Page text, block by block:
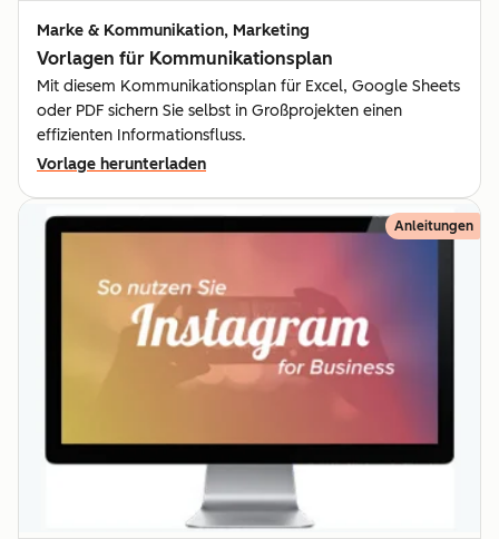
Marke & Kommunikation, Marketing
Vorlagen für Kommunika­tionsplan
Mit diesem Kommunikationsplan für Excel, Google Sheets
oder PDF sichern Sie selbst in Großprojekten einen
effizienten Informationsfluss.
Vorlage herunterladen
Anleitungen